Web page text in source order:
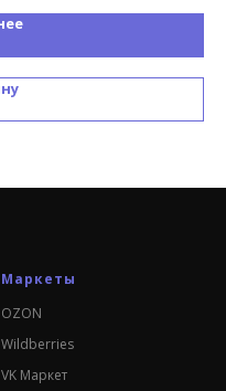
Маркеты
OZON
Wildberries
VK Маркет